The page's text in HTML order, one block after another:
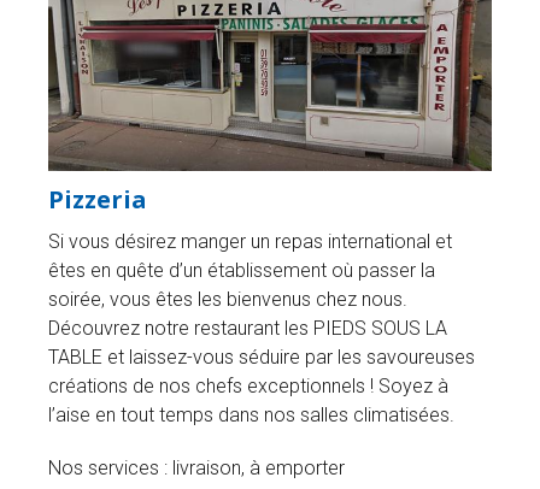
Pizzeria
Si vous désirez manger un repas international et
êtes en quête d’un établissement où passer la
soirée, vous êtes les bienvenus chez nous.
Découvrez notre restaurant les PIEDS SOUS LA
TABLE et laissez-vous séduire par les savoureuses
créations de nos chefs exceptionnels ! Soyez à
l’aise en tout temps dans nos salles climatisées.
Nos services : livraison, à emporter